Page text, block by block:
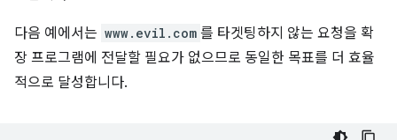
다음 예에서는 www.evil.com 를 타겟팅하지 않는 요청을 확
장 프로그램에 전달할 필요가 없으므로 동일한 목표를 더 효율
적으로 달성합니다.